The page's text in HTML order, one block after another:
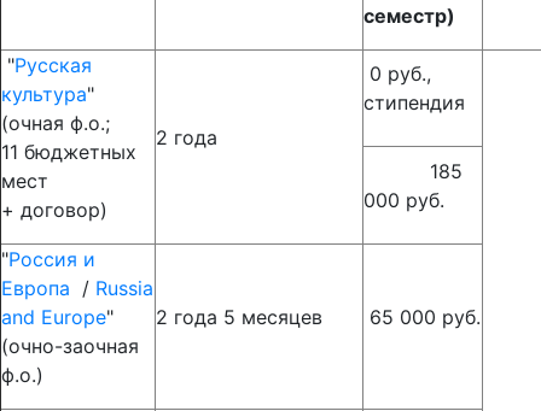
семестр)
"Русская
культура"
(очная ф.о.;
11 бюджетных
мест
+ договор)
2 года
0 руб.,
стипендия
185
000 руб.
"Россия и
Европа / Russia
and Europe"
(очно-заочная
ф.о.)
2 года 5 месяцев 65 000 руб.